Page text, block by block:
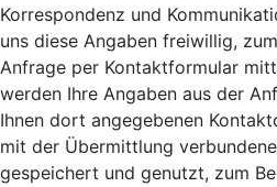
Korrespondenz und
uns diese Angaben freiwillig,
Anfrage per Kontaktformular
werden Ihre Angaben aus der
Ihnen dort angegebenen
mit der Übermittlung
gespeichert und genutzt, zum